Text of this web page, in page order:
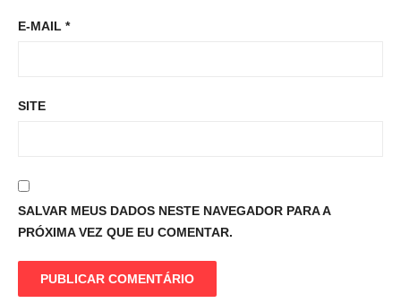
E-MAIL *
SITE
SALVAR MEUS DADOS NESTE NAVEGADOR PARA A
PRÓXIMA VEZ QUE EU COMENTAR.